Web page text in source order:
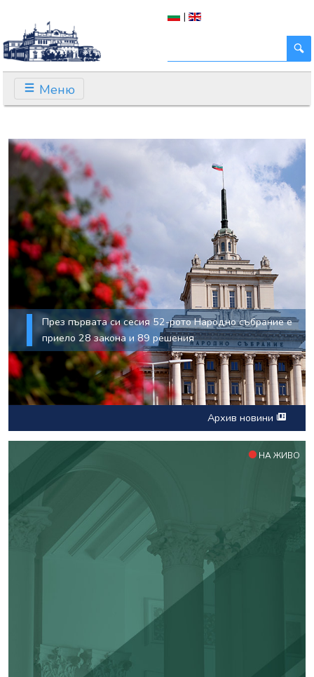
|
Меню
През първата си сесия 52-рото Народно събрание е
приело 28 закона и 89 решения
Архив новини
НА ЖИВО